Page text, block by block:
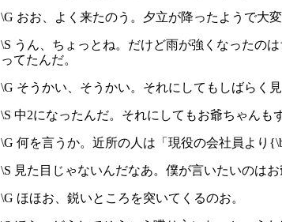
\G おお、よく来たのう。夕立が降ったようで大変
\S うん、ちょっとね。だけど雨が強くなったの
ってたんだ。
\G そうかい、そうかい。それにしてもしばらく
\S 中2になったんだ。それにしてもお爺ちゃんも
\G 何を言うか。近所の人は「現役の会社員より
\S 見た目じゃないんだなあ。僕が言いたいのは
\G ほほお、鋭いところを突いてくるのお。